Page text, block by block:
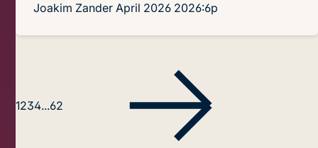
Joakim Zander April 2026 2026:6p
1234...62